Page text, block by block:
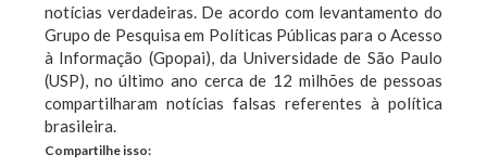
notícias verdadeiras. De acordo com levantamento do
Grupo de Pesquisa em Políticas Públicas para o Acesso
à Informação (Gpopai), da Universidade de São Paulo
(USP), no último ano cerca de 12 milhões de pessoas
compartilharam notícias falsas referentes à política
brasileira.
Compartilhe isso: